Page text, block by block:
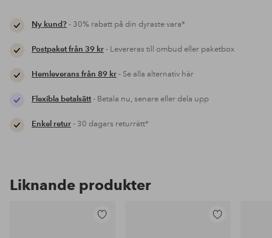
Ny kund?- 30% rabatt på din dyraste vara*
Postpaket från 39 kr- Levereras till ombud eller paketbox
Hemleverans från 89 kr- Se alla alternativ här
Flexibla betalsätt- Betala nu, senare eller dela upp
Enkel retur- 30 dagars returrätt*
Liknande produkter